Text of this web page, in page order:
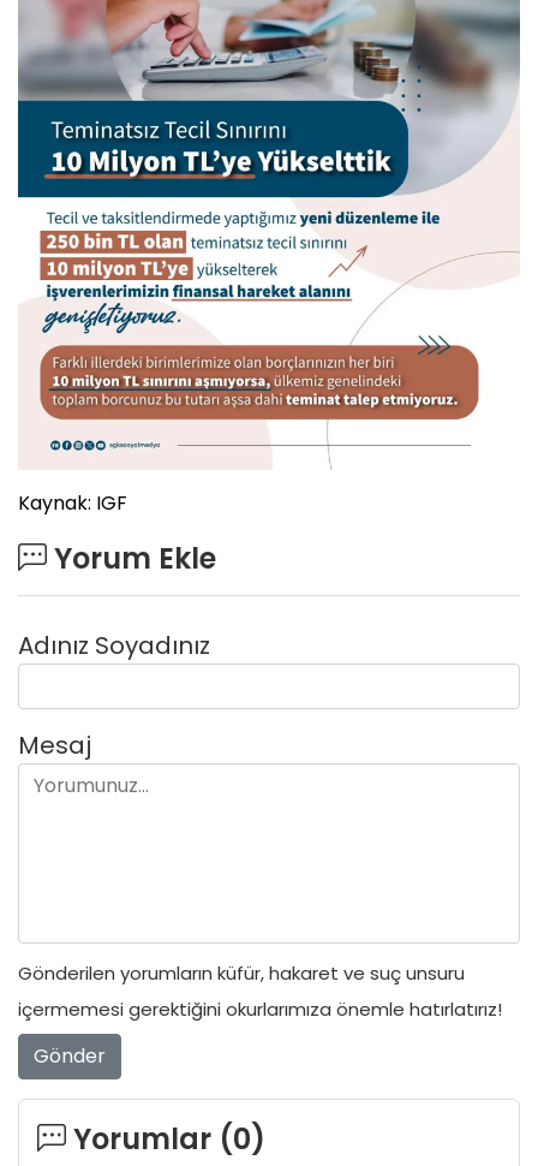
Kaynak: IGF
Yorum Ekle
Adınız Soyadınız
Mesaj
Gönderilen yorumların küfür, hakaret ve suç unsuru
içermemesi gerektiğini okurlarımıza önemle hatırlatırız!
Gönder
Yorumlar (0)